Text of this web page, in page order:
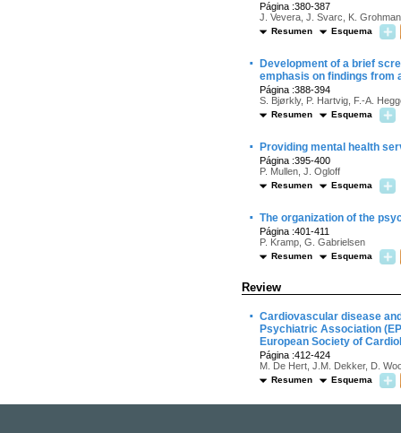
Página :380-387
J. Vevera, J. Svarc, K.
Resumen Esquema
·
Development of a brief
emphasis on findings
Página :388-394
S. Bjørkly, P. Hartvig, F.-A.
Resumen Esquema
· Providing mental health
Página :395-400
P. Mullen, J. Ogloff
Resumen Esquema
· The organization of the
Página :401-411
P. Kramp, G. Gabrielsen
Resumen Esquema
Review
· Cardiovascular disease
Psychiatric Association
European Society of
Página :412-424
M. De Hert, J.M. Dekker, D.
Resumen Esquema